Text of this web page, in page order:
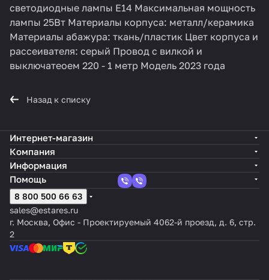
светодиодные лампы E14 Максимальная мощность
лампы 25Вт Материалы корпуса: металл/керамика
Материалы абажура: ткань/пластик Цвет корпуса и
рассеивателя: серый Провод с вилкой и
выключатеоем 220 - 1 метр Модель 2023 года
Назад к списку
Интернет-магазин
Компания
Информация
Помощь
8 800 500 66 63
sales@estares.ru
г. Москва, Офис - Проектируемый 4062-й проезд, д. 6, стр.
2